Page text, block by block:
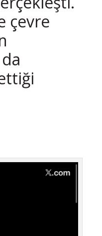
çevre